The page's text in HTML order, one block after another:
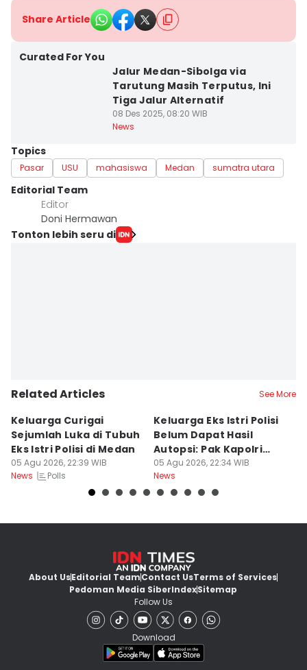
Share Article
Curated For You
Jalur Medan-Sibolga via
Tarutung Masih Terputus, Ini
Tiga Jalur Alternatif
08 Des 2025, 08:20 WIB
News
Topics
Pasar USU mahasiswa Medan sumatra utara
Editorial Team
Editor
Doni Hermawan
Tonton lebih seru di
Related Articles See More
Keluarga Curigai
Sejumlah Luka di Tubuh
Eks Istri Polisi di Medan
05 Agu 2026, 22:39 WIB
News
Polls
Keluarga Eks Istri Polisi
Belum Dapat Hasil
Autopsi: Pak Kapolri
Tolong
05 Agu 2026, 22:34 WIB
News
About UsEditorial TeamContact UsTerms of Services
Pedoman Media SiberIndexSitemap
Follow Us
Download